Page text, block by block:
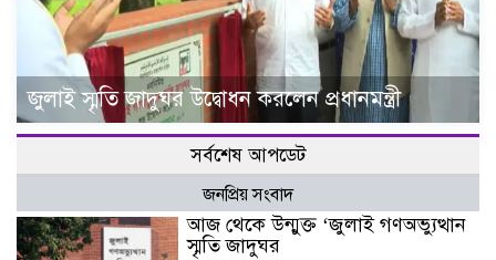
জুলাই স্মৃতি জাদুঘর উদ্বোধন করলেন প্রধানমন্ত্রী
সর্বশেষ আপডেট
জনপ্রিয় সংবাদ
আজ থেকে উন্মুক্ত ‘জুলাই গণঅভ্যুত্থান
স্মৃতি জাদুঘর